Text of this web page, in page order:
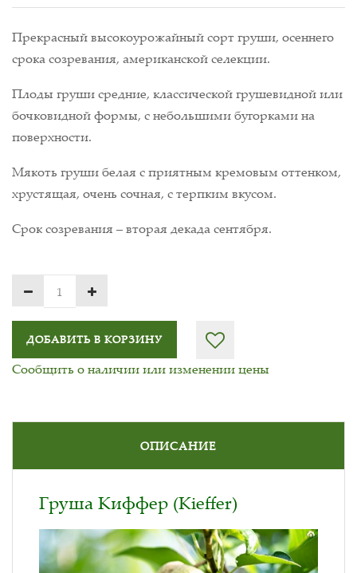
Прекрасный высокоурожайный сорт груши, осеннего
срока созревания, американской селекции.
Плоды груши средние, классической грушевидной или
бочковидной формы, с небольшими бугорками на
поверхности.
Мякоть груши белая с приятным кремовым оттенком,
хрустящая, очень сочная, с терпким вкусом.
Срок созревания – вторая декада сентября.
ДОБАВИТЬ В КОРЗИНУ
Сообщить о наличии или изменении цены
ОПИСАНИЕ
Груша Киффер (Kieffer)